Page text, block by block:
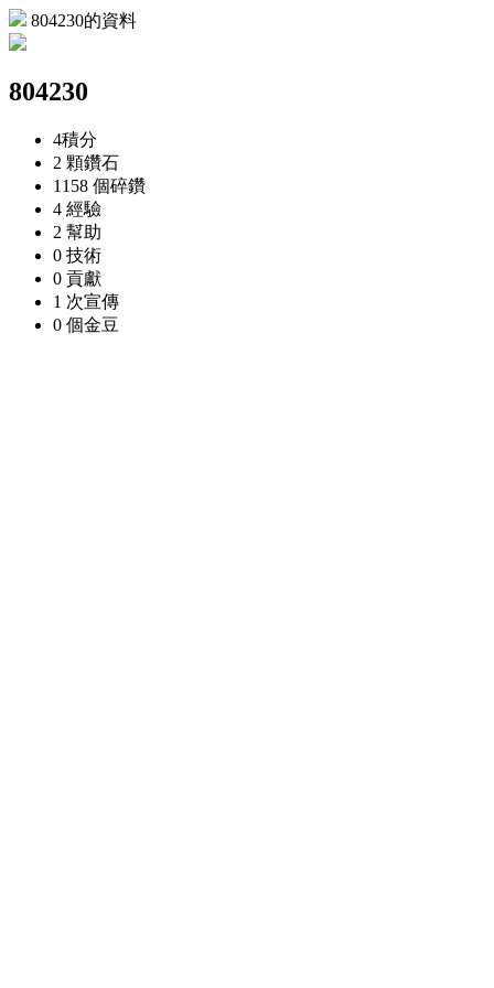
804230的資料
804230
4積分
2 顆鑽石
1158 個碎鑽
4 經驗
2 幫助
0 技術
0 貢獻
1 次宣傳
0 個金豆